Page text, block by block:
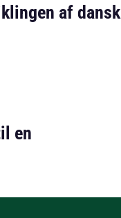
af dansk
en